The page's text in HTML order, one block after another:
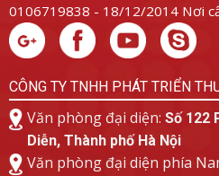
0106719838 - 18/12/2014 Nơi
CÔNG TY TNHH PHÁT TRIỂN
Văn phòng đại diện: Số 122
Diễn, Thành phố Hà Nội
Văn phòng đại diện phía